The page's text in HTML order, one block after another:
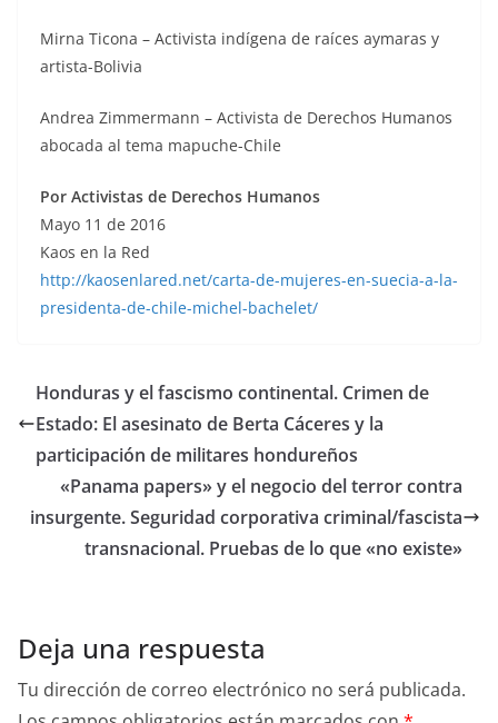
Mirna Ticona – Activista indígena de raíces aymaras y
artista-Bolivia
Andrea Zimmermann – Activista de Derechos Humanos
abocada al tema mapuche-Chile
Por Activistas de Derechos Humanos
Mayo 11 de 2016
Kaos en la Red
http://kaosenlared.net/carta-de-mujeres-en-suecia-a-la-
presidenta-de-chile-michel-bachelet/
Honduras y el fascismo continental. Crimen de
Estado: El asesinato de Berta Cáceres y la
participación de militares hondureños
«Panama papers» y el negocio del terror contra
insurgente. Seguridad corporativa criminal/fascista
transnacional. Pruebas de lo que «no existe»
Deja una respuesta
Tu dirección de correo electrónico no será publicada.